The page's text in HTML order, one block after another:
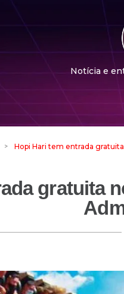
Notícia e
> Hopi Hari tem entrada
gratuita